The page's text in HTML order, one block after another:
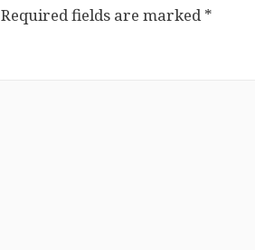
Required fields are marked*